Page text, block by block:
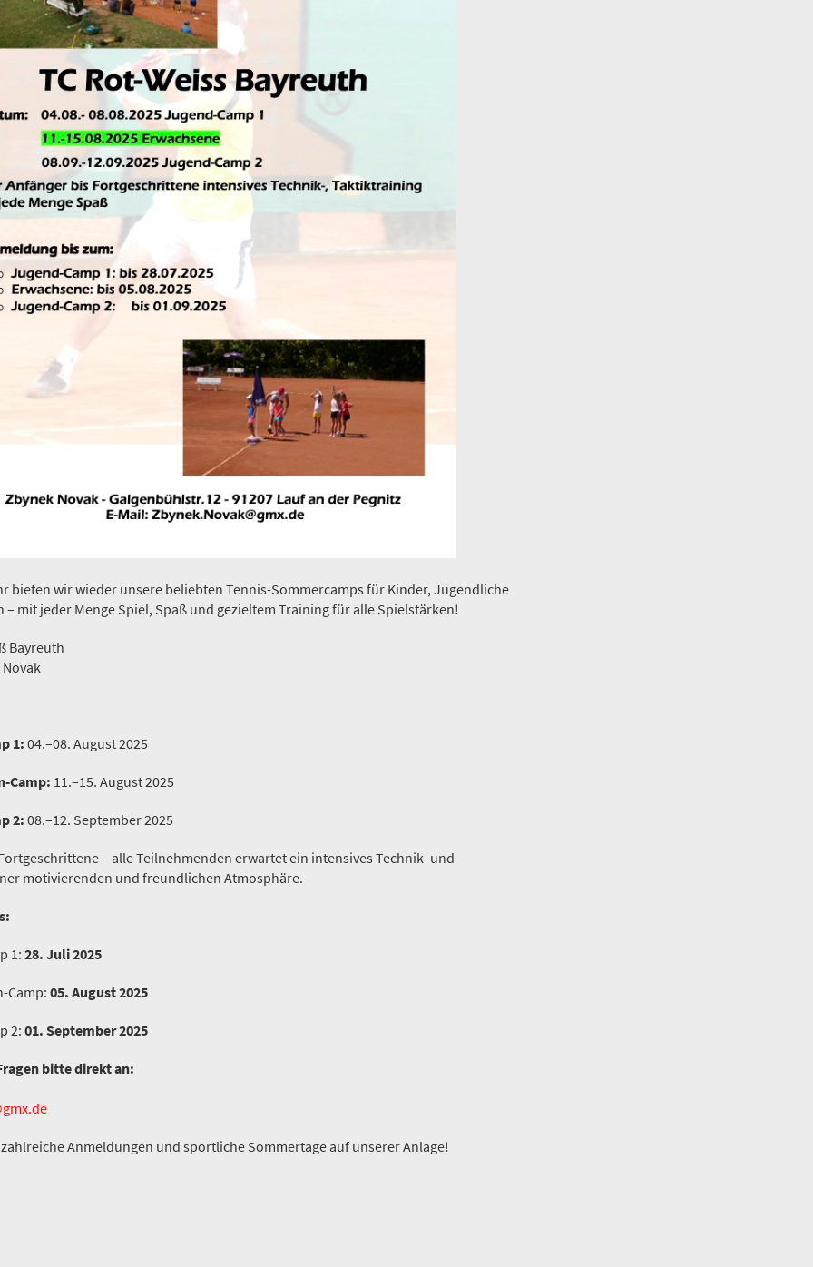
bieten wir wieder unsere beliebten Tennis-Sommercamps für Kinder, Jugendliche
– mit jeder Menge Spiel, Spaß und gezieltem Training für alle Spielstärken!
Bayreuth
1:04.–08. August 2025
Camp: 11.–15. August 2025
2:08.–12. September 2025
– alle Teilnehmenden erwartet ein intensives Technik- und
motivierenden und freundlichen Atmosphäre.
1:28. Juli 2025
Camp:05. August 2025
2:01. September 2025
bitte direkt an:
Anmeldungen und sportliche Sommertage auf unserer Anlage!